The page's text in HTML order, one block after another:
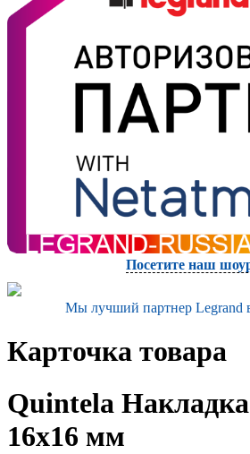
Посетите наш
Мы лучший партнер Legrand
Карточка товара
Quintela
16x16 мм